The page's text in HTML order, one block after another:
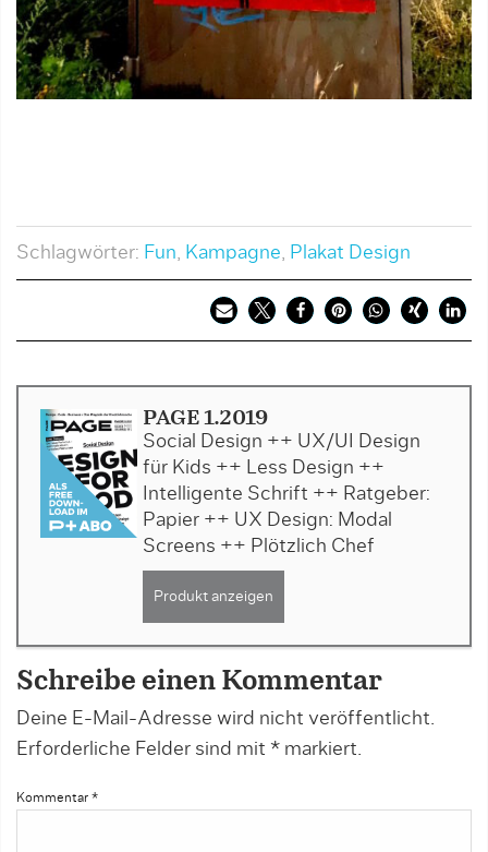
Schlagwörter: Fun, Kampagne, Plakat Design
PAGE 1.2019
Social Design ++ UX/UI Design
für Kids ++ Less Design ++
Intelligente Schrift ++ Ratgeber:
Papier ++ UX Design: Modal
Screens ++ Plötzlich Chef
Produkt anzeigen
Schreibe einen Kommentar
Deine E-Mail-Adresse wird nicht veröffentlicht.
Erforderliche Felder sind mit * markiert.
Kommentar *